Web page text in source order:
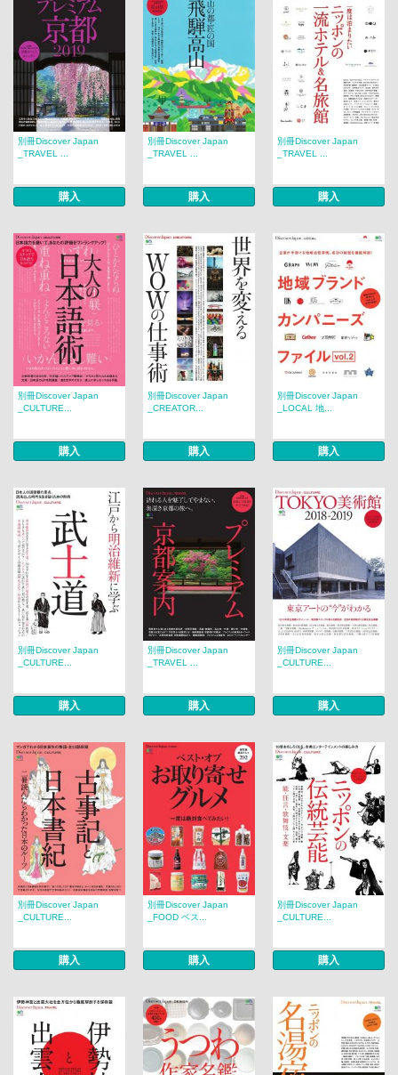
別冊Discover Japan
_TRAVEL ...
購入
別冊Discover Japan
_TRAVEL ...
購入
別冊Discover Japan
_TRAVEL ...
購入
別冊Discover Japan
_CULTURE...
購入
別冊Discover Japan
_CREATOR...
購入
別冊Discover Japan
_LOCAL 地...
購入
別冊Discover Japan
_CULTURE...
購入
別冊Discover Japan
_TRAVEL ...
購入
別冊Discover Japan
_CULTURE...
購入
別冊Discover Japan
_CULTURE...
購入
別冊Discover Japan
_FOOD ベス...
購入
別冊Discover Japan
_CULTURE...
購入